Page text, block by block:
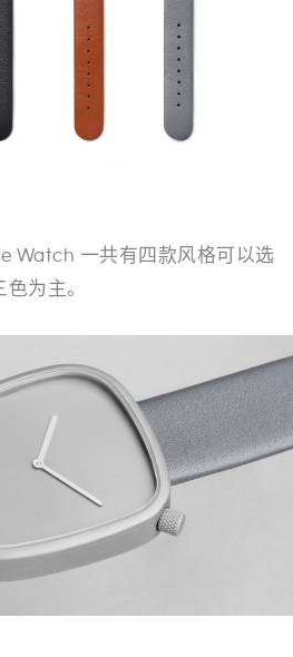
Watch 一共有四款风格可以选
为主。